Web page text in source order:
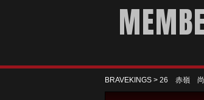
BRAVEKINGS > 26 赤嶺 尚